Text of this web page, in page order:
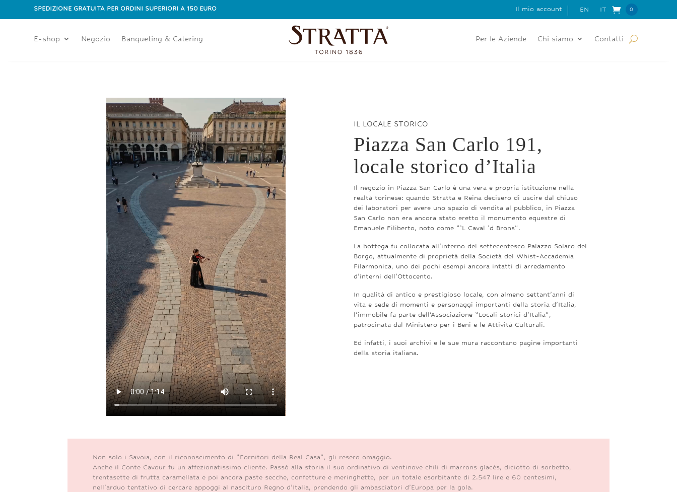
SPEDIZIONE GRATUITA PER ORDINI SUPERIORI A 150 EURO SPEDIZIONE GRATUITA PER ORDINI SUPERIORI A 150 EURO
Il mio account EN IT 0
E-shop Negozio Banqueting & Catering Per le Aziende Chi siamo Contatti
IL LOCALE STORICO
Piazza San Carlo 191,
locale storico d’Italia
Il negozio in Piazza San Carlo è una vera e propria istituzione nella
realtà torinese: quando Stratta e Reina decisero di uscire dal chiuso
dei laboratori per avere uno spazio di vendita al pubblico, in Piazza
San Carlo non era ancora stato eretto il monumento equestre di
Emanuele Filiberto, noto come “‘L Caval ‘d Brons”.
La bottega fu collocata all’interno del settecentesco Palazzo Solaro del
Borgo, attualmente di proprietà della Società del Whist-Accademia
Filarmonica, uno dei pochi esempi ancora intatti di arredamento
d’interni dell’Ottocento.
In qualità di antico e prestigioso locale, con almeno settant’anni di
vita e sede di momenti e personaggi importanti della storia d’Italia,
l’immobile fa parte dell’Associazione “Locali storici d’Italia”,
patrocinata dal Ministero per i Beni e le Attività Culturali.
Ed infatti, i suoi archivi e le sue mura raccontano pagine importanti
della storia italiana.
Non solo i Savoia, con il riconoscimento di “Fornitori della Real Casa”, gli resero omaggio.
Anche il Conte Cavour fu un affezionatissimo cliente. Passò alla storia il suo ordinativo di ventinove chili di marrons glacés, diciotto di sorbetto,
trentasette di frutta caramellata e poi ancora paste secche, confetture e meringhette, per un totale esorbitante di 2.547 lire e 60 centesimi,
nell’arduo tentativo di cercare appoggi al nascituro Regno d’Italia, prendendo gli ambasciatori d’Europa per la gola.